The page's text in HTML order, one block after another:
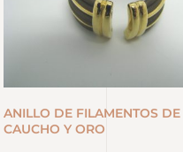
ANILLO DE FILAMENTOS DE
CAUCHO Y ORO